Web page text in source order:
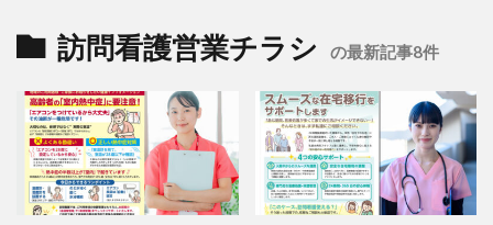
訪問看護営業チラシ の最新記事8件